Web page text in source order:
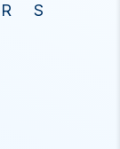
R
S